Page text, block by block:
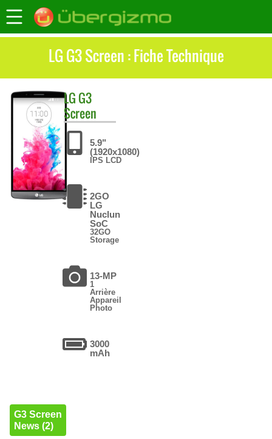
LG G3 Screen : Fiche Technique
LG G3
Screen
5.9"
(1920x1080)
IPS LCD
2GO
LG
Nuclun
SoC
32GO
Storage
13-MP
1
Arrière
Appareil
Photo
3000
mAh
G3 Screen
News (2)